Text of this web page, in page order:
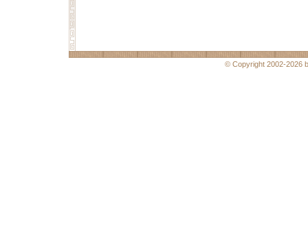
© Copyright 2002-2026